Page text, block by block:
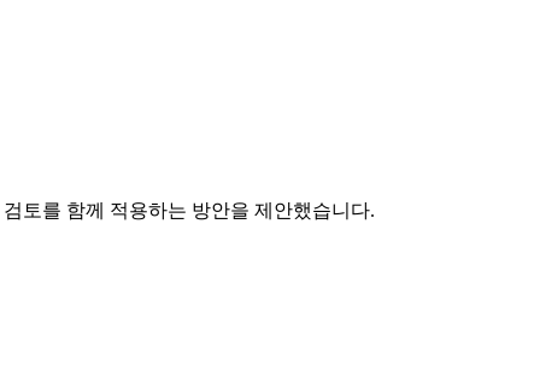
토를 함께 적용하는 방안을 제안했습니다.